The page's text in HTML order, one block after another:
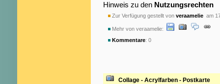
Hinweis zu den Nutzungsrechten
Zur Verfügung gestellt von veraamelie am
Mehr von veraamelie:
Kommentare: 0
Collage - Acrylfarben - Postkarte